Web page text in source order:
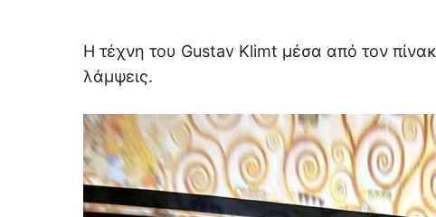
Η τέχνη του Gustav Klimt μέσα από τον
λάμψεις.